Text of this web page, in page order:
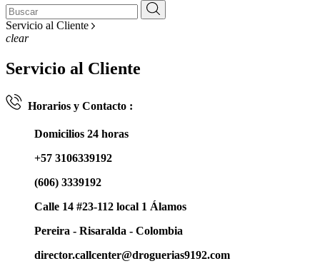
Servicio al Cliente
clear
Servicio al Cliente
Horarios y Contacto :
Domicilios 24 horas
+57 3106339192
(606) 3339192
Calle 14 #23-112 local 1 Álamos
Pereira - Risaralda - Colombia
director.callcenter@droguerias9192.com